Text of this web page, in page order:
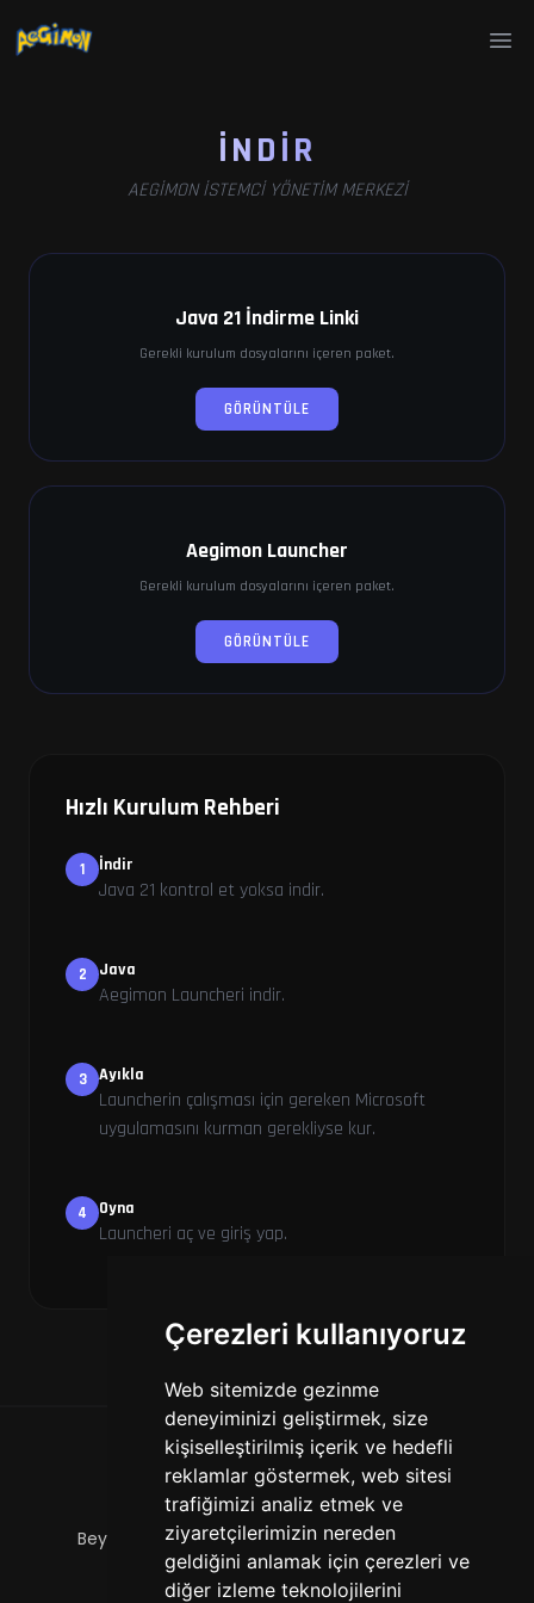
Çerezleri kullanıyoruz
Web sitemizde gezinme
deneyiminizi geliştirmek, size
kişiselleştirilmiş içerik ve hedefli
reklamlar göstermek, web sitesi
trafiğimizi analiz etmek ve
ziyaretçilerimizin nereden
geldiğini anlamak için çerezleri ve
diğer izleme teknolojilerini
İNDIR
AEGIMON İSTEMCI YÖNETIM MERKEZI
Java 21 İndirme Linki
Gerekli kurulum dosyalarını içeren paket.
GÖRÜNTÜLE
Aegimon Launcher
Gerekli kurulum dosyalarını içeren paket.
GÖRÜNTÜLE
Hızlı Kurulum Rehberi
1 İndir
Java 21 kontrol et yoksa indir.
2 Java
Aegimon Launcheri indir.
3 Ayıkla
Launcherin çalışması için gereken Microsoft
uygulamasını kurman gerekliyse kur.
4 Oyna
Launcheri aç ve giriş yap.
HAKKIMIZDA
Türk Cobblemon Sunucusu
Beylikdüzü Yakuplu Hürriyet Bulvarı 67 İstanbul